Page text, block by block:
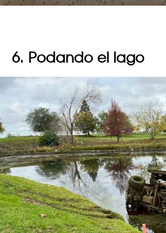
6. Podando el lago